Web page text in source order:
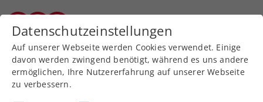
Zurück zur Newsübersicht
ITF Turniere
Datenschutzeinstellungen
Auf unserer Webseite werden Cookies verwendet. Einige
davon werden zwingend benötigt, während es uns andere
ermöglichen, Ihre Nutzererfahrung auf unserer Webseite
zu verbessern.